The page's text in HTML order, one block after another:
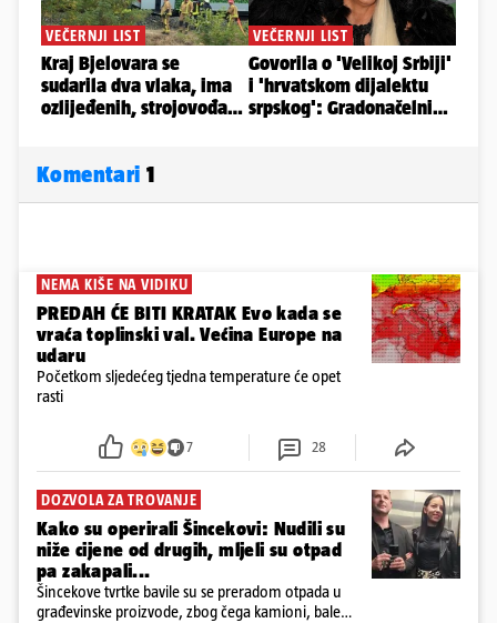
Komentari 1
NEMA KIŠE NA VIDIKU
PREDAH ĆE BITI KRATAK Evo kada se
vraća toplinski val. Većina Europe na
udaru
Početkom sljedećeg tjedna temperature će opet
rasti
7 28
DOZVOLA ZA TROVANJE
Kako su operirali Šincekovi: Nudili su
niže cijene od drugih, mljeli su otpad
pa zakapali...
Šincekove tvrtke bavile su se preradom otpada u
građevinske proizvode, zbog čega kamioni, bale